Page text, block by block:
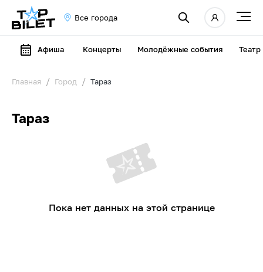
Все города
Афиша Концерты Молодёжные события Театр
Главная Город Тараз
Тараз
Пока нет данных на этой странице